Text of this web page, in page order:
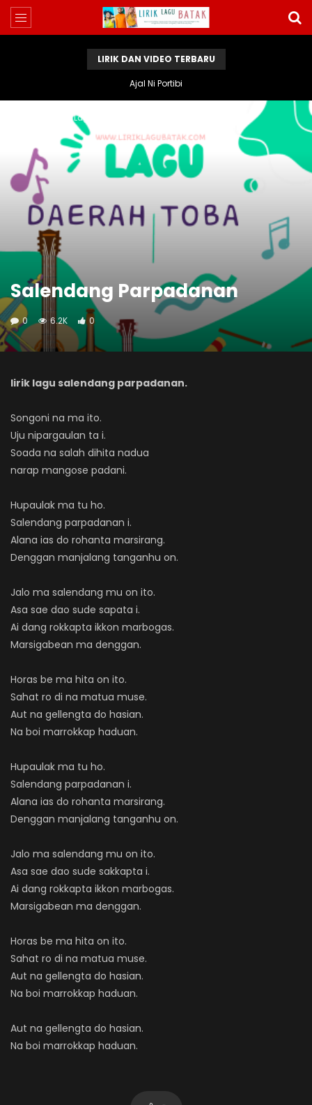
LIRIK DAN VIDEO TERBARU
Ajal Ni Portibi
Lirik Lagu Batak
Salendang Parpadanan
0 6.2K 0
lirik lagu salendang parpadanan.
Songoni na ma ito.
Uju nipargaulan ta i.
Soada na salah dihita nadua
narap mangose padani.
Hupaulak ma tu ho.
Salendang parpadanan i.
Alana ias do rohanta marsirang.
Denggan manjalang tanganhu on.
Jalo ma salendang mu on ito.
Asa sae dao sude sapata i.
Ai dang rokkapta ikkon marbogas.
Marsigabean ma denggan.
Horas be ma hita on ito.
Sahat ro di na matua muse.
Aut na gellengta do hasian.
Na boi marrokkap haduan.
Hupaulak ma tu ho.
Salendang parpadanan i.
Alana ias do rohanta marsirang.
Denggan manjalang tanganhu on.
Jalo ma salendang mu on ito.
Asa sae dao sude sakkapta i.
Ai dang rokkapta ikkon marbogas.
Marsigabean ma denggan.
Horas be ma hita on ito.
Sahat ro di na matua muse.
Aut na gellengta do hasian.
Na boi marrokkap haduan.
Aut na gellengta do hasian.
Na boi marrokkap haduan.